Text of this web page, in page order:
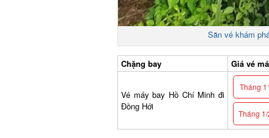
Săn vé khám
Chặng bay Giá vé
Vé máy bay Hồ Chí Minh đi
Đồng Hới
Tháng
Tháng 1/